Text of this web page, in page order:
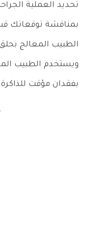
تحديد العملية
بمناقشة توقعاتك
الطبيب المعالج
ويستخدم الطبيب
بفقدان مؤقت